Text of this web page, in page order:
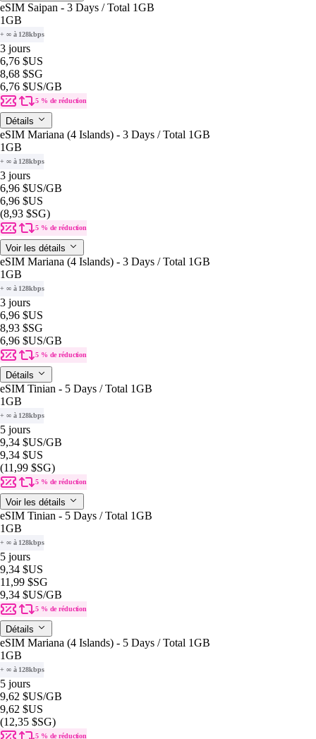
eSIM Saipan - 3 Days / Total 1GB
1GB
+ ∞ à 128kbps
3 jours
6,76 $US
8,68 $SG
6,76 $US/GB
5 % de réduction
Détails
eSIM Mariana (4 Islands) - 3 Days / Total 1GB
1GB
+ ∞ à 128kbps
3 jours
6,96 $US/GB
6,96 $US
(8,93 $SG)
5 % de réduction
Voir les détails
eSIM Mariana (4 Islands) - 3 Days / Total 1GB
1GB
+ ∞ à 128kbps
3 jours
6,96 $US
8,93 $SG
6,96 $US/GB
5 % de réduction
Détails
eSIM Tinian - 5 Days / Total 1GB
1GB
+ ∞ à 128kbps
5 jours
9,34 $US/GB
9,34 $US
(11,99 $SG)
5 % de réduction
Voir les détails
eSIM Tinian - 5 Days / Total 1GB
1GB
+ ∞ à 128kbps
5 jours
9,34 $US
11,99 $SG
9,34 $US/GB
5 % de réduction
Détails
eSIM Mariana (4 Islands) - 5 Days / Total 1GB
1GB
+ ∞ à 128kbps
5 jours
9,62 $US/GB
9,62 $US
(12,35 $SG)
5 % de réduction